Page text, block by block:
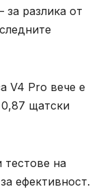
разлика от
V4 Pro вече е
щатски
тестове на
ефективност.